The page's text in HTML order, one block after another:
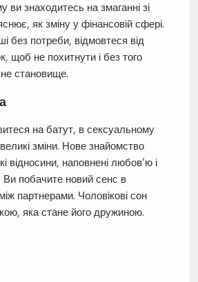
ви знаходитесь на змаганні зі
як зміну у фінансовій сфері.
без потреби, відмовтеся від
щоб не похитнути і без того
становище.
на батут, в сексуальному
зміни. Нове знайомство
відносини, наповнені любов’ю і
Ви побачите новий сенс в
партнерами. Чоловікові сон
яка стане його дружиною.